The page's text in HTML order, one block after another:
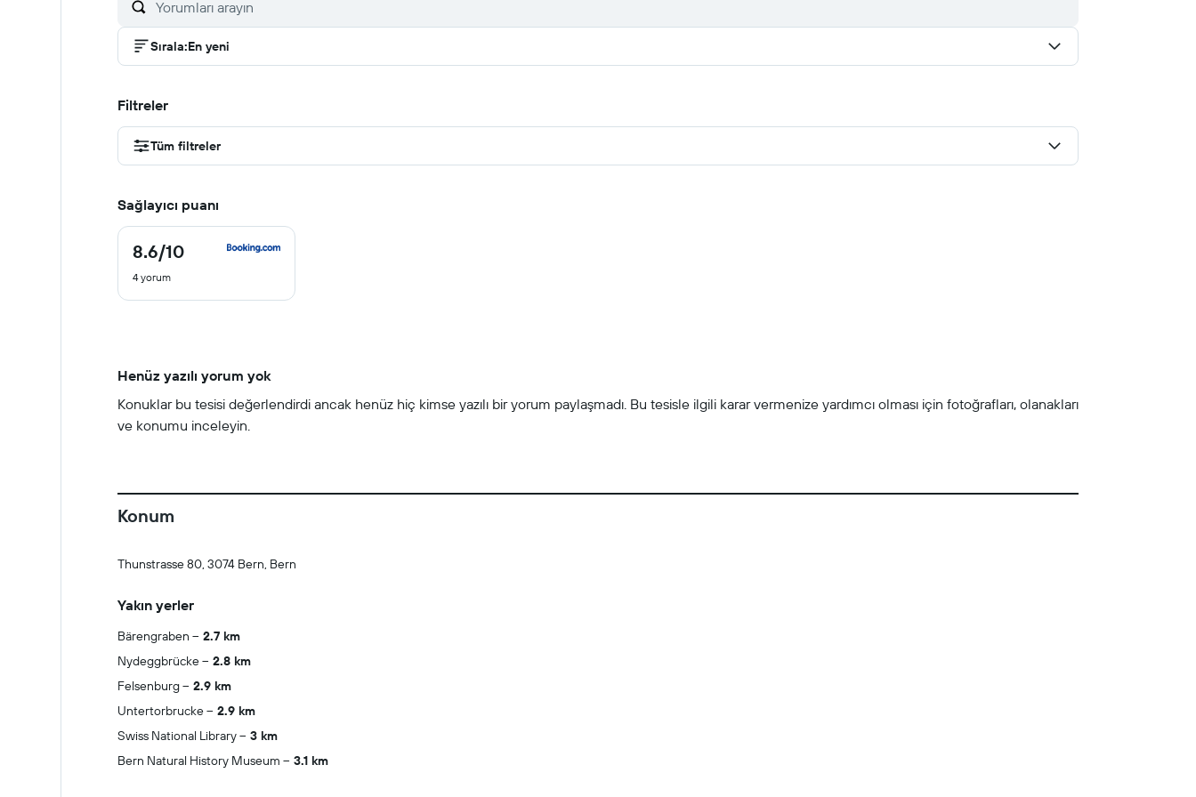
Sırala:En yeni
Filtreler
Tüm filtreler
Sağlayıcı puanı
8.6/10
8.6
10
4 yorum
Henüz yazılı yorum yok
Konuklar bu tesisi değerlendirdi ancak henüz hiç kimse yazılı bir yorum paylaşmadı. Bu tesisle ilgili karar vermenize yardımcı olması için fotoğrafları, olanakları
ve konumu inceleyin.
Konum
Thunstrasse 80, 3074 Bern, Bern
Yakın yerler
Bärengraben
2.7 km
Nydeggbrücke
2.8 km
Felsenburg
2.9 km
Untertorbrucke
2.9 km
Swiss National Library
3 km
Bern Natural History Museum
3.1 km